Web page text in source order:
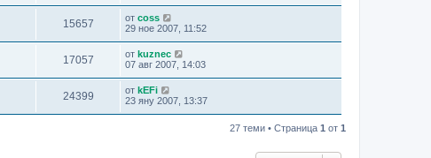
15657 от coss
29 ное 2007, 11:52
17057 от kuznec
07 авг 2007, 14:03
24399 от kEFi
23 яну 2007, 13:37
27 теми • Страница 1 от 1